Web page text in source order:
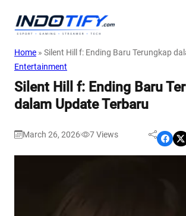
Home » Silent Hill f: Ending Baru Terungkap
Entertainment
Silent Hill f: Ending Baru
dalam Update Terbaru
March 26, 2026 7Views Share on Facebook Share on X